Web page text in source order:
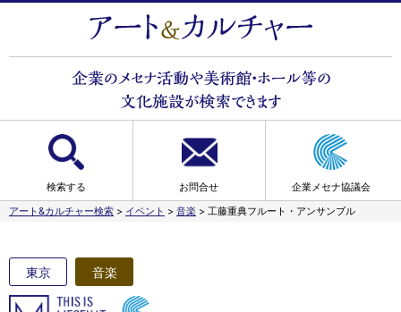
検索する お問合せ
企業メセナ協議会
アート&カルチャー検索 > イベント > 音楽 > 工藤重典フルート・アンサンブル
東京 音楽